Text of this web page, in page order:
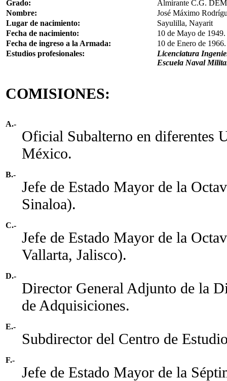
Grado:
Almirante C.G.
Nombre:
José Máximo
Lugar de nacimiento:
Sayulilla, Nayarit
Fecha de nacimiento:
10 de Mayo de 1949.
Fecha de ingreso a la Armada:
10 de Enero de 1966.
Estudios profesionales:
Licenciatura
Escuela Naval
COMISIONES:
A.-
Oficial Subalterno en diferentes
México.
B.-
Jefe de Estado Mayor de la
Sinaloa).
C.-
Jefe de Estado Mayor de la
Vallarta, Jalisco).
D.-
Director General Adjunto de la
de Adquisiciones.
E.-
Subdirector del Centro de
F.-
Jefe de Estado Mayor de la